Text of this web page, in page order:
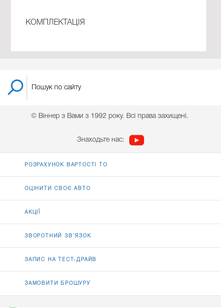
КОМПЛЕКТАЦІЯ
© Віннер з Вами з 1992 року. Всі права захищені.
Знаходьте нас:
РОЗРАХУНОК ВАРТОСТІ ТО
ОЦІНИТИ СВОЄ АВТО
АКЦІЇ
ЗВОРОТНИЙ ЗВ’ЯЗОК
ЗАПИС НА ТЕСТ-ДРАЙВ
ЗАМОВИТИ БРОШУРУ